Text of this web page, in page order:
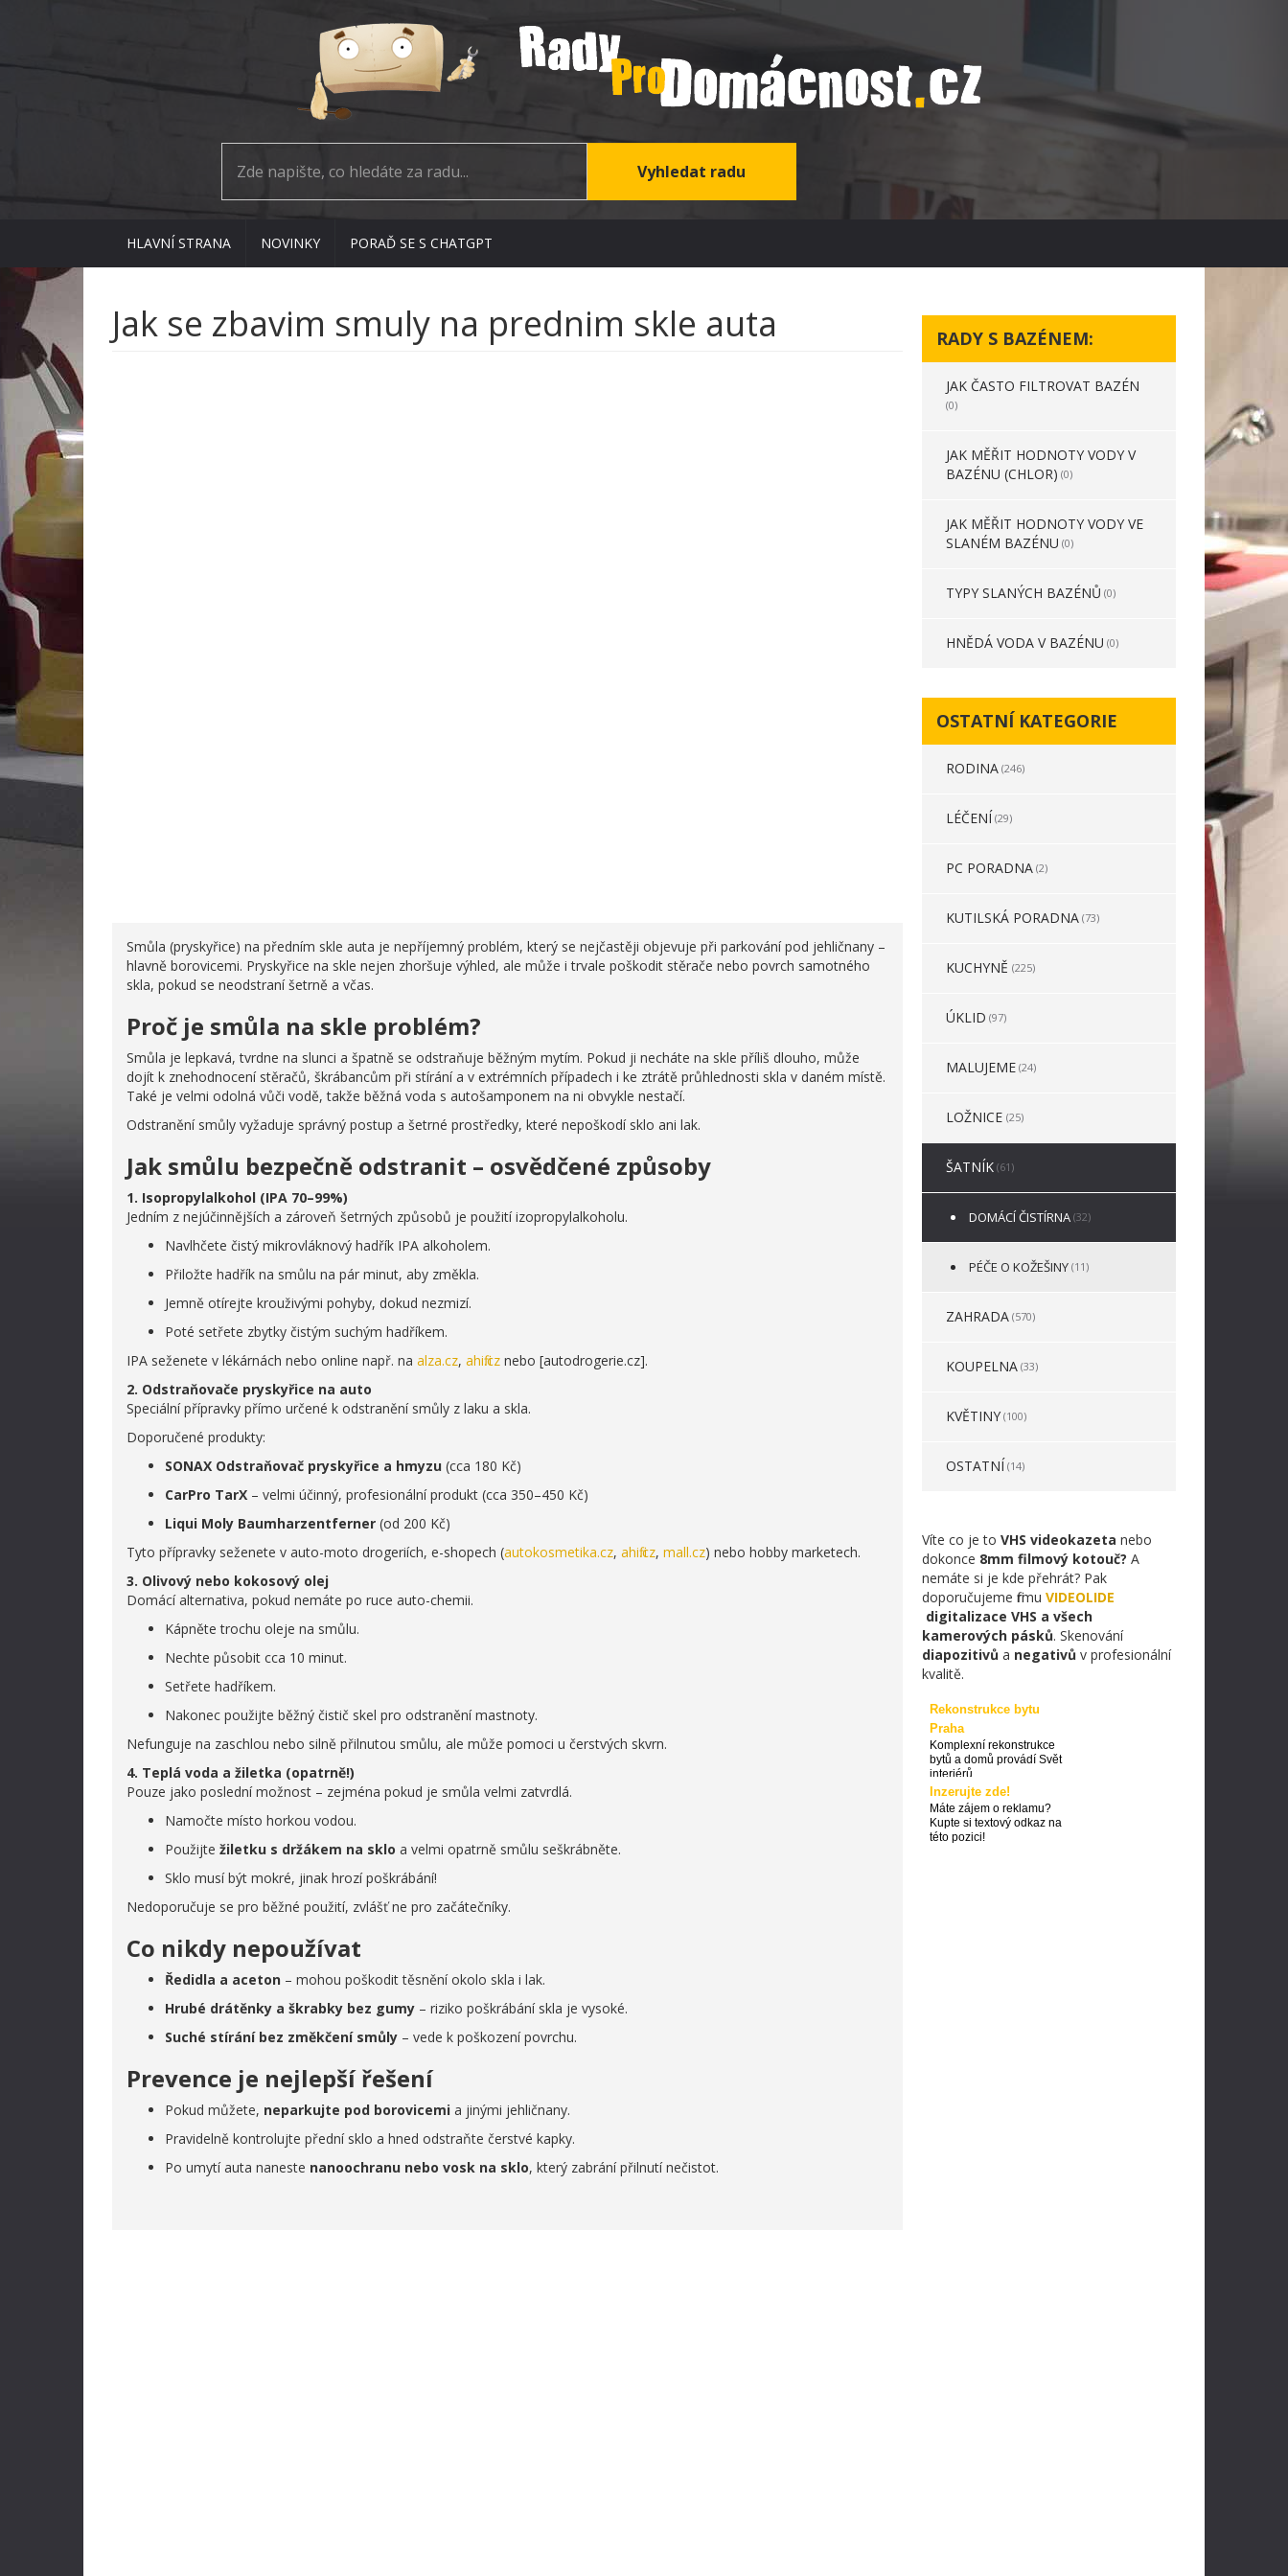
HLAVNÍ STRANA NOVINKY PORAĎ SE S CHATGPT
Jak se zbavim smuly na prednim skle auta
Smůla (pryskyřice) na předním skle auta je nepříjemný problém, který se nejčastěji objevuje při parkování pod jehličnany –
hlavně borovicemi. Pryskyřice na skle nejen zhoršuje výhled, ale může i trvale poškodit stěrače nebo povrch samotného
skla, pokud se neodstraní šetrně a včas.
Proč je smůla na skle problém?
Smůla je lepkavá, tvrdne na slunci a špatně se odstraňuje běžným mytím. Pokud ji necháte na skle příliš dlouho, může
dojít k znehodnocení stěračů, škrábancům při stírání a v extrémních případech i ke ztrátě průhlednosti skla v daném místě.
Také je velmi odolná vůči vodě, takže běžná voda s autošamponem na ni obvykle nestačí.
Odstranění smůly vyžaduje správný postup a šetrné prostředky, které nepoškodí sklo ani lak.
Jak smůlu bezpečně odstranit – osvědčené způsoby
1. Isopropylalkohol (IPA 70–99%)
Jedním z nejúčinnějších a zároveň šetrných způsobů je použití izopropylalkoholu.
Navlhčete čistý mikrovláknový hadřík IPA alkoholem.
Přiložte hadřík na smůlu na pár minut, aby změkla.
Jemně otírejte krouživými pohyby, dokud nezmizí.
Poté setřete zbytky čistým suchým hadříkem.
IPA seženete v lékárnách nebo online např. na alza.cz, ahifi.cz nebo [autodrogerie.cz].
2. Odstraňovače pryskyřice na auto
Speciální přípravky přímo určené k odstranění smůly z laku a skla.
Doporučené produkty:
SONAX Odstraňovač pryskyřice a hmyzu (cca 180 Kč)
CarPro TarX – velmi účinný, profesionální produkt (cca 350–450 Kč)
Liqui Moly Baumharzentferner (od 200 Kč)
Tyto přípravky seženete v auto-moto drogeriích, e-shopech (autokosmetika.cz, ahifi.cz, mall.cz) nebo hobby marketech.
3. Olivový nebo kokosový olej
Domácí alternativa, pokud nemáte po ruce auto-chemii.
Kápněte trochu oleje na smůlu.
Nechte působit cca 10 minut.
Setřete hadříkem.
Nakonec použijte běžný čistič skel pro odstranění mastnoty.
Nefunguje na zaschlou nebo silně přilnutou smůlu, ale může pomoci u čerstvých skvrn.
4. Teplá voda a žiletka (opatrně!)
Pouze jako poslední možnost – zejména pokud je smůla velmi zatvrdlá.
Namočte místo horkou vodou.
Použijte žiletku s držákem na sklo a velmi opatrně smůlu seškrábněte.
Sklo musí být mokré, jinak hrozí poškrábání!
Nedoporučuje se pro běžné použití, zvlášť ne pro začátečníky.
Co nikdy nepoužívat
Ředidla a aceton – mohou poškodit těsnění okolo skla i lak.
Hrubé drátěnky a škrabky bez gumy – riziko poškrábání skla je vysoké.
Suché stírání bez změkčení smůly – vede k poškození povrchu.
Prevence je nejlepší řešení
Pokud můžete, neparkujte pod borovicemi a jinými jehličnany.
Pravidelně kontrolujte přední sklo a hned odstraňte čerstvé kapky.
Po umytí auta naneste nanoochranu nebo vosk na sklo, který zabrání přilnutí nečistot.
RADY S BAZÉNEM:
JAK ČASTO FILTROVAT BAZÉN
(0)
JAK MĚŘIT HODNOTY VODY V
BAZÉNU (CHLOR) (0)
JAK MĚŘIT HODNOTY VODY VE
SLANÉM BAZÉNU (0)
TYPY SLANÝCH BAZÉNŮ (0)
HNĚDÁ VODA V BAZÉNU (0)
OSTATNÍ KATEGORIE
RODINA (246)
LÉČENÍ (29)
PC PORADNA (2)
KUTILSKÁ PORADNA (73)
KUCHYNĚ (225)
ÚKLID (97)
MALUJEME (24)
LOŽNICE (25)
ŠATNÍK (61)
DOMÁCÍ ČISTÍRNA (32)
PÉČE O KOŽEŠINY (11)
ZAHRADA (570)
KOUPELNA (33)
KVĚTINY (100)
OSTATNÍ (14)
Víte co je to VHS videokazeta nebo
dokonce 8mm filmový kotouč? A
nemáte si je kde přehrát? Pak
doporučujeme firmu VIDEOLIDE
digitalizace VHS a všech
kamerových pásků. Skenování
diapozitivů a negativů v profesionální
kvalitě.
Rekonstrukce bytu
Praha
Komplexní rekonstrukce
bytů a domů provádí Svět
interiérů
Inzerujte zde!
Máte zájem o reklamu?
Kupte si textový odkaz na
této pozici!